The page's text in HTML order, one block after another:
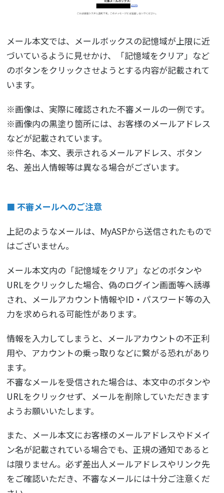
メール本文では、メールボックスの記憶域が上限に近
づいているように見せかけ、「記憶域をクリア」など
のボタンをクリックさせようとする内容が記載されて
います。
※画像は、実際に確認された不審メールの一例です。
※画像内の黒塗り箇所には、お客様のメールアドレス
などが記載されています。
※件名、本文、表示されるメールアドレス、ボタン
名、差出人情報等は異なる場合がございます。
■ 不審メールへのご注意
上記のようなメールは、MyASPから送信されたもので
はございません。
メール本文内の「記憶域をクリア」などのボタンや
URLをクリックした場合、偽のログイン画面等へ誘導
され、メールアカウント情報やID・パスワード等の入
力を求められる可能性があります。
情報を入力してしまうと、メールアカウントの不正利
用や、アカウントの乗っ取りなどに繋がる恐れがあり
ます。
不審なメールを受信された場合は、本文中のボタンや
URLをクリックせず、メールを削除していただきます
ようお願いいたします。
また、メール本文にお客様のメールアドレスやドメイ
ン名が記載されている場合でも、正規の通知であると
は限りません。必ず差出人メールアドレスやリンク先
をご確認いただき、不審なメールには十分ご注意くだ